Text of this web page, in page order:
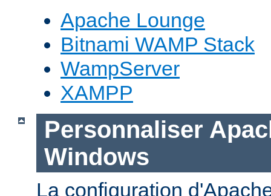
Apache Lounge
Bitnami WAMP Stack
WampServer
XAMPP
Personnaliser
Windows
La configuration